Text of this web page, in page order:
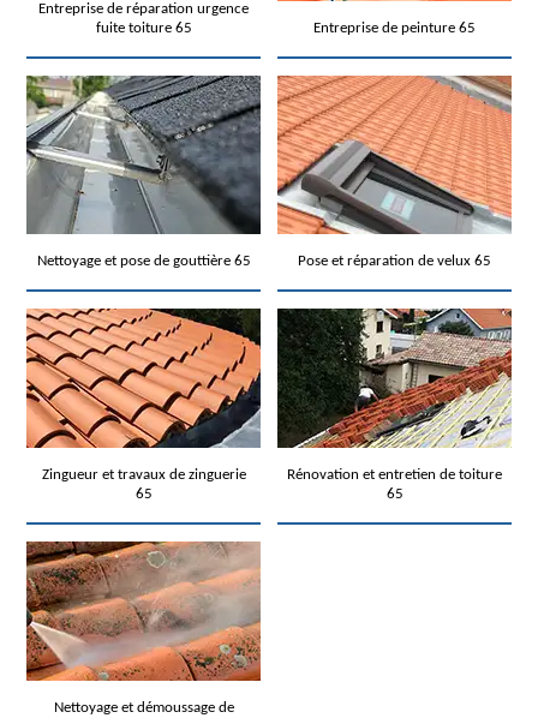
Entreprise de réparation urgence
fuite toiture 65
Entreprise de peinture 65
Nettoyage et pose de gouttière 65 Pose et réparation de velux 65
Zingueur et travaux de zinguerie
65
Rénovation et entretien de toiture
65
Nettoyage et démoussage de